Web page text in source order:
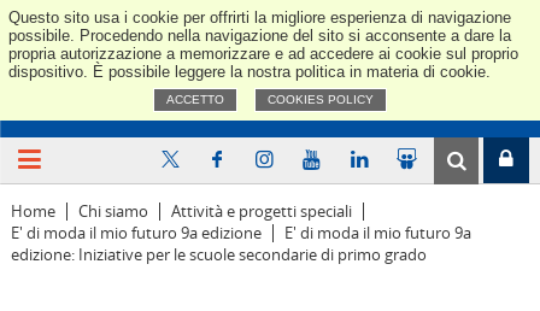
Questo sito usa i cookie per offrirti la migliore esperienza di navigazione
possibile. Procedendo nella navigazione del sito si acconsente a dare la
propria autorizzazione a memorizzare e ad accedere ai cookie sul proprio
dispositivo. È possibile leggere la nostra politica in materia di cookie.
ACCETTO COOKIES POLICY
Home Chi siamo
Attività e progetti speciali
E' di moda il mio futuro 9a edizione
E' di moda il mio futuro 9a
edizione: Iniziative per le scuole secondarie di primo grado